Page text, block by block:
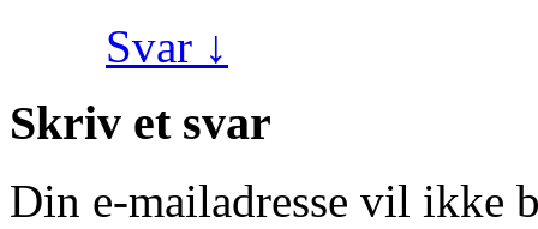
Svar ↓
Skriv et svar
Din e-mailadresse vil ikke